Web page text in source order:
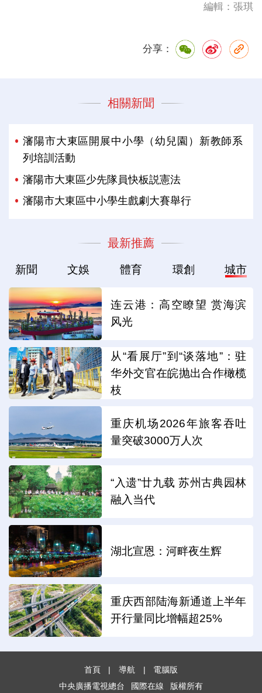
編輯：張琪
分享：
相關新聞
瀋陽市大東區開展中小學（幼兒園）新教師系
列培訓活動
瀋陽市大東區少先隊員快板説憲法
瀋陽市大東區中小學生戲劇大賽舉行
最新推薦
新聞 文娛 體育 環創 城市
连云港：高空瞭望 赏海滨
风光
从“看展厅”到“谈落地”：驻
华外交官在皖抛出合作橄榄
枝
重庆机场2026年旅客吞吐
量突破3000万人次
“入遗”廿九载 苏州古典园林
融入当代
湖北宣恩：河畔夜生辉
重庆西部陆海新通道上半年
开行量同比增幅超25%
首頁 | 導航 |
電腦版
中央廣播電視總台
國際在線 版權所有